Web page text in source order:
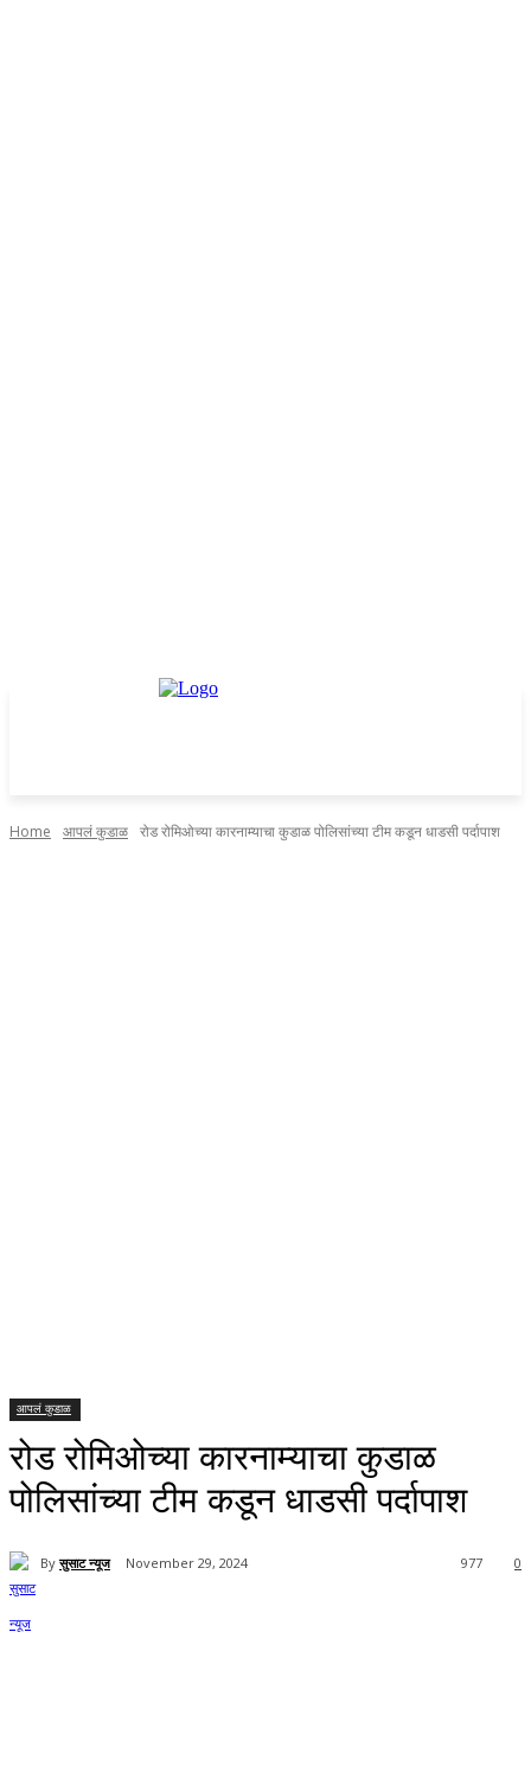
Home आपलं कुडाळ रोड रोमिओच्या कारनाम्याचा कुडाळ पोलिसांच्या टीम कडून धाडसी पर्दापाश
आपलं कुडाळ
रोड रोमिओच्या कारनाम्याचा कुडाळ
पोलिसांच्या टीम कडून धाडसी पर्दापाश
By सुसाट न्यूज November 29, 2024 0
977